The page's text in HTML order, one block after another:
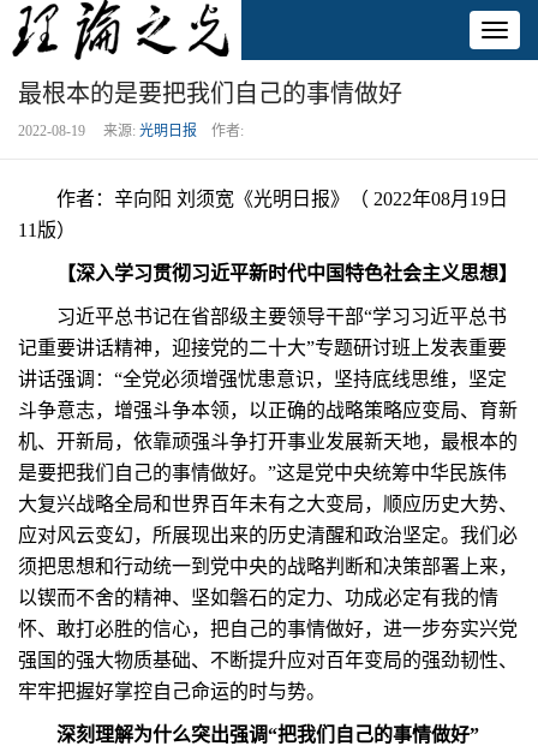
最根本的是要把我们自己的事情做好
2022-08-19 来源: 光明日报 作者:
作者：辛向阳 刘须宽《光明日报》（ 2022年08月19日
11版）
【深入学习贯彻习近平新时代中国特色社会主义思想】
习近平总书记在省部级主要领导干部“学习习近平总书
记重要讲话精神，迎接党的二十大”专题研讨班上发表重要
讲话强调：“全党必须增强忧患意识，坚持底线思维，坚定
斗争意志，增强斗争本领，以正确的战略策略应变局、育新
机、开新局，依靠顽强斗争打开事业发展新天地，最根本的
是要把我们自己的事情做好。”这是党中央统筹中华民族伟
大复兴战略全局和世界百年未有之大变局，顺应历史大势、
应对风云变幻，所展现出来的历史清醒和政治坚定。我们必
须把思想和行动统一到党中央的战略判断和决策部署上来，
以锲而不舍的精神、坚如磐石的定力、功成必定有我的情
怀、敢打必胜的信心，把自己的事情做好，进一步夯实兴党
强国的强大物质基础、不断提升应对百年变局的强劲韧性、
牢牢把握好掌控自己命运的时与势。
深刻理解为什么突出强调“把我们自己的事情做好”